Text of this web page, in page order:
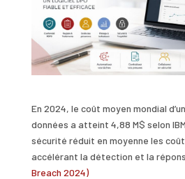
En 2024, le coût moyen mondial
données a atteint 4,88 M$ selon
sécurité réduit en moyenne les
accélérant la détection et la
Breach 2024)